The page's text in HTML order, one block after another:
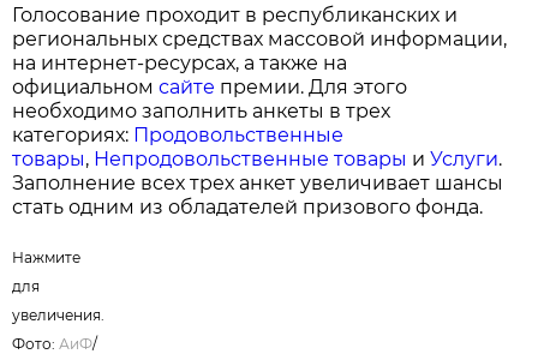
Голосование проходит в республиканских и
региональных средствах массовой информации,
на интернет-ресурсах, а также на
официальномсайте премии. Для этого
необходимо заполнить анкеты в трех
категориях: Продовольственные
товары, Непродовольственные товары иУслуги.
Заполнение всех трех анкет увеличивает шансы
стать одним из обладателей призового фонда.
Нажмите
для
увеличения.
Фото:АиФ/